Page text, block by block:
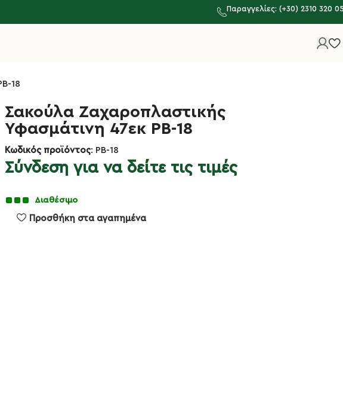
Παραγγελίες: (+30) 2310 320
18
Σακούλα Ζαχαροπλαστικής
Υφασμάτινη 47εκ PB-18
Κωδικός προϊόντος: PB-18
Σύνδεση για να δείτε τις τιμές
Διαθέσιμο
Προσθήκη στα αγαπημένα